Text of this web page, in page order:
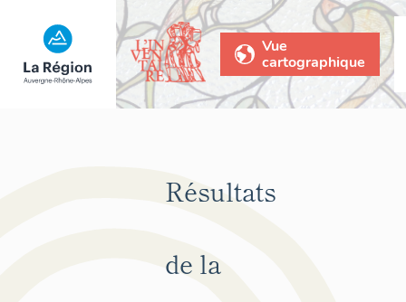
Vue
cartographique
Résultats
de la